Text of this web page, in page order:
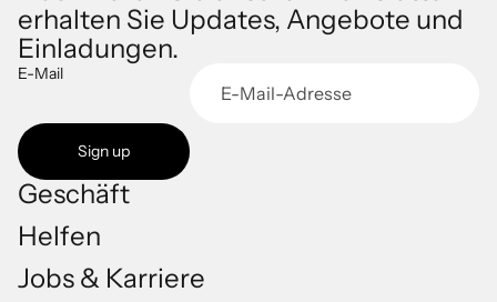
erhalten Sie Updates, Angebote und
Einladungen.
E-Mail
Sign up
Geschäft
Helfen
Jobs & Karriere